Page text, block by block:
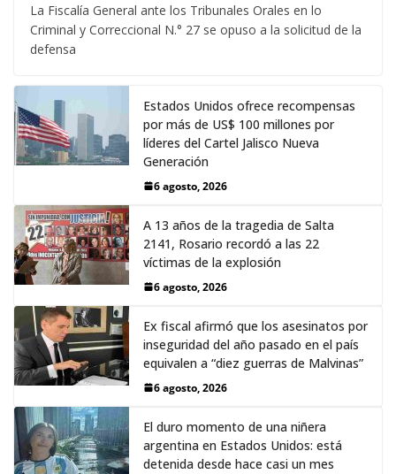
La Fiscalía General ante los Tribunales Orales en lo
Criminal y Correccional N.° 27 se opuso a la solicitud de la
defensa
Estados Unidos ofrece recompensas
por más de US$ 100 millones por
líderes del Cartel Jalisco Nueva
Generación
6 agosto, 2026
A 13 años de la tragedia de Salta
2141, Rosario recordó a las 22
víctimas de la explosión
6 agosto, 2026
Ex fiscal afirmó que los asesinatos por
inseguridad del año pasado en el país
equivalen a “diez guerras de Malvinas”
6 agosto, 2026
El duro momento de una niñera
argentina en Estados Unidos: está
detenida desde hace casi un mes